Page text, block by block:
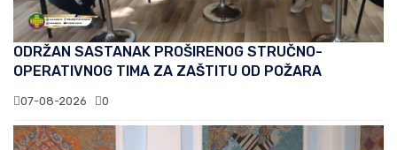
ODRŽAN SASTANAK PROŠIRENOG STRUČNO-
OPERATIVNOG TIMA ZA ZAŠTITU OD POŽARA
07-08-2026 0